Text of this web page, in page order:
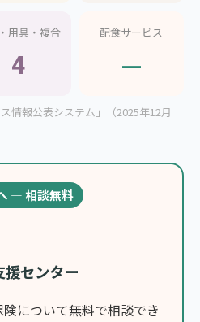
用具・複合
4
配食サービス
—
情報公表システム」（2025年12月
— 相談無料
援センター
について無料で相談でき